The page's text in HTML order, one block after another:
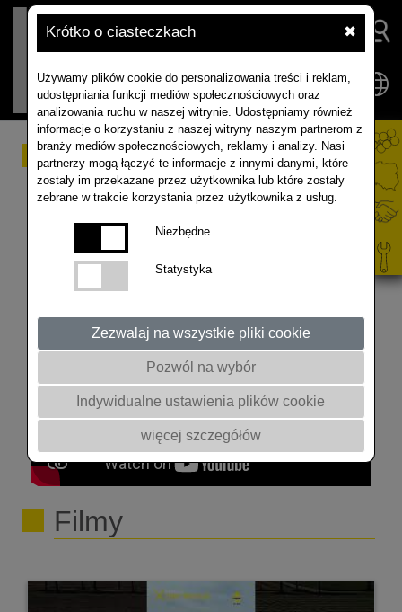
Krótko o ciasteczkach ✖
Używamy plików cookie do personalizowania treści i reklam,
udostępniania funkcji mediów społecznościowych oraz
analizowania ruchu w naszej witrynie. Udostępniamy również
informacje o korzystaniu z naszej witryny naszym partnerom z
branży mediów społecznościowych, reklamy i analizy. Nasi
partnerzy mogą łączyć te informacje z innymi danymi, które
zostały im przekazane przez użytkownika lub które zostały
zebrane w trakcie korzystania przez użytkownika z usług.
Niezbędne
Statystyka
Zezwalaj na wszystkie pliki cookie
Pozwól na wybór
Indywidualne ustawienia plików cookie
więcej szczegółów
RZEPAK - AKADEMIA
RZEPAKU -
NAWOŻENIE RZEPAKU
JESIENIĄ
Nowy sezon Akademii Rzepaku 2021-22 już
rozpoczęty! 3 września 2021 r. w Stacji
Doświadczalno-Hodowlanej w Spytkówkach został
wykonany siew rzepaku. Prof. Witold Szczepaniak
z Uniwersytetu Przyrodniczego w Poznaniu
przedstawia szczegółową technologię nawożenia
rzepaku ozimego jesienią, jak również omawia
mechanizm tworzenia plonu przez rzepak. Zapisz
https://www.facebook.com/groups/29399... Spis:
0:22 - 2:04 Siew rzepaku w Stacji Doświadczalno-
2:07 - 7:31 Odmiany rzepaku - Daniel Tubicz,
Rapool Polska 7:35 - 29:43 - Jesienne nawożenie
Filmy